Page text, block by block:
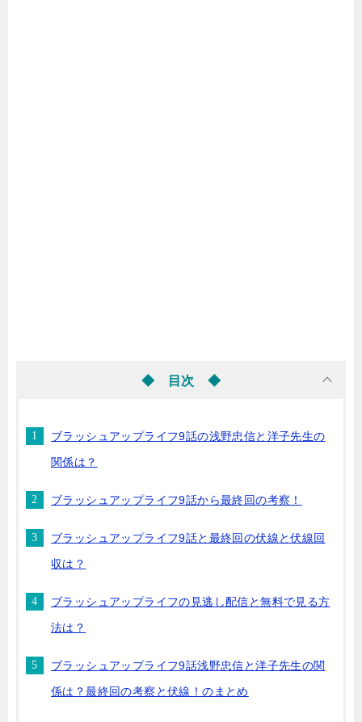
◆ 目次 ◆
ブラッシュアップライフ9話の浅野忠信と洋子先生の
関係は？
ブラッシュアップライフ9話から最終回の考察！
ブラッシュアップライフ9話と最終回の伏線と伏線回
収は？
ブラッシュアップライフの見逃し配信と無料で見る方
法は？
ブラッシュアップライフ9話浅野忠信と洋子先生の関
係は？最終回の考察と伏線！のまとめ